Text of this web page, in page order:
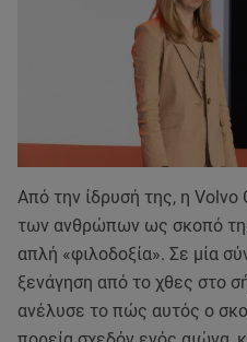
Από την ίδρυσή της, η
των ανθρώπων ως σκοπό
απλή «φιλοδοξία». Σε μία
ξενάγηση από το χθες στο
ανέλυσε το πώς αυτός ο